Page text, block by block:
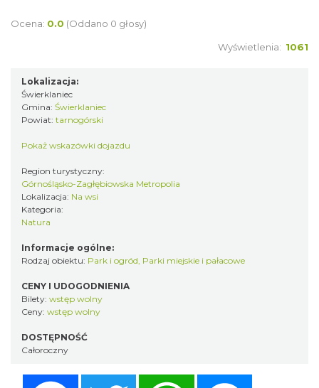
Ocena: 0.0 (Oddano 0 głosy)
Wyświetlenia: 1061
Lokalizacja:
Świerklaniec
Gmina: Świerklaniec
Powiat: tarnogórski
Pokaż wskazówki dojazdu
Region turystyczny:
Górnośląsko-Zagłębiowska Metropolia
Lokalizacja: Na wsi
Kategoria:
Natura
Informacje ogólne:
Rodzaj obiektu: Park i ogród, Parki miejskie i pałacowe
CENY I UDOGODNIENIA
Bilety: wstęp wolny
Ceny: wstęp wolny
DOSTĘPNOŚĆ
Całoroczny
Twitter WhatsApp